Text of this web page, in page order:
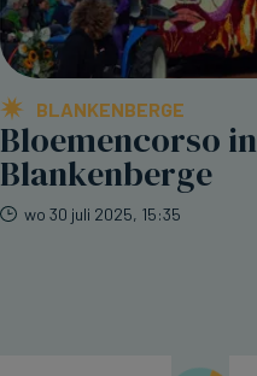
BLANKENBERGE
Bloemencorso in
Blankenberge
wo 30 juli 2025, 15:35